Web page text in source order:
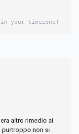
your timezone)
altro rimedio ai
purtroppo non si